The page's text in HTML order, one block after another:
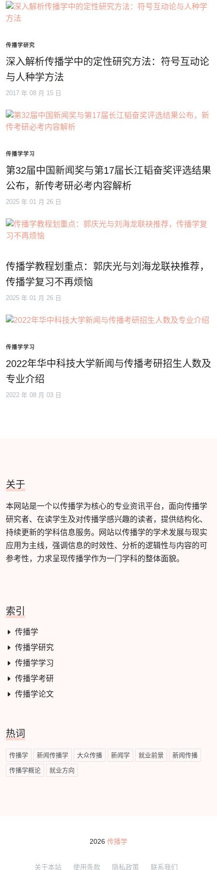
传播学研究
深入解析传播学中的定性研究方法：符号互动论
与人种学方法
2017 年 08 月 15 日
传播学学习
第32届中国新闻奖与第17届长江韬奋奖评选结果
公布，新传考研必考内容解析
2025 年 01 月 26 日
传播学教程划重点：郭庆光与刘海龙联袂推荐，
传播学复习不再烦恼
2025 年 01 月 26 日
传播学学习
2022年华中科技大学新闻与传播考研招生人数及
专业介绍
2022 年 08 月 03 日
关于
本网站是一个以传播学为核心的专业资讯平台，面向传播学
研究者、在读学生及对传播学感兴趣的读者，提供结构化、
持续更新的学科信息服务。网站以传播学的学术发展与现实
应用为主线，强调信息的时效性、分析的逻辑性与内容的可
参考性，力求呈现传播学作为一门学科的整体面貌。
索引
传播学
传播学研究
传播学学习
传播学考研
传播学论文
热词
传播学 新闻传播学 大众传播 新闻学 就业前景 新闻传播
传播学概论 就业方向
2026 传播学
关于本站 使用条款 隐私政策 联系我们